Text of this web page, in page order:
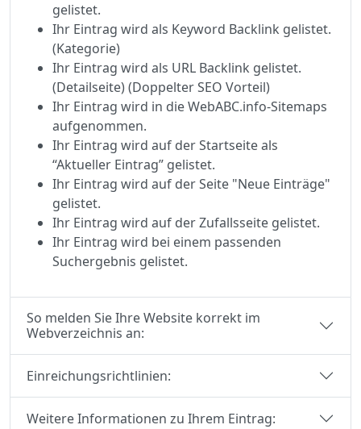
gelistet.
Ihr Eintrag wird als Keyword Backlink gelistet.
(Kategorie)
Ihr Eintrag wird als URL Backlink gelistet.
(Detailseite) (Doppelter SEO Vorteil)
Ihr Eintrag wird in die WebABC.info-Sitemaps
aufgenommen.
Ihr Eintrag wird auf der Startseite als
“Aktueller Eintrag” gelistet.
Ihr Eintrag wird auf der Seite "Neue Einträge"
gelistet.
Ihr Eintrag wird auf der Zufallsseite gelistet.
Ihr Eintrag wird bei einem passenden
Suchergebnis gelistet.
So melden Sie Ihre Website korrekt im
Webverzeichnis an:
Einreichungsrichtlinien:
Weitere Informationen zu Ihrem Eintrag: